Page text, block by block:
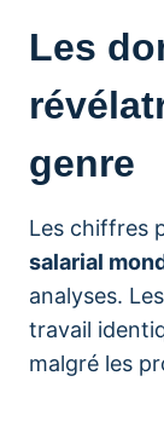
Les
genre
Les chiffres
salarial
analyses.
travail
malgré les